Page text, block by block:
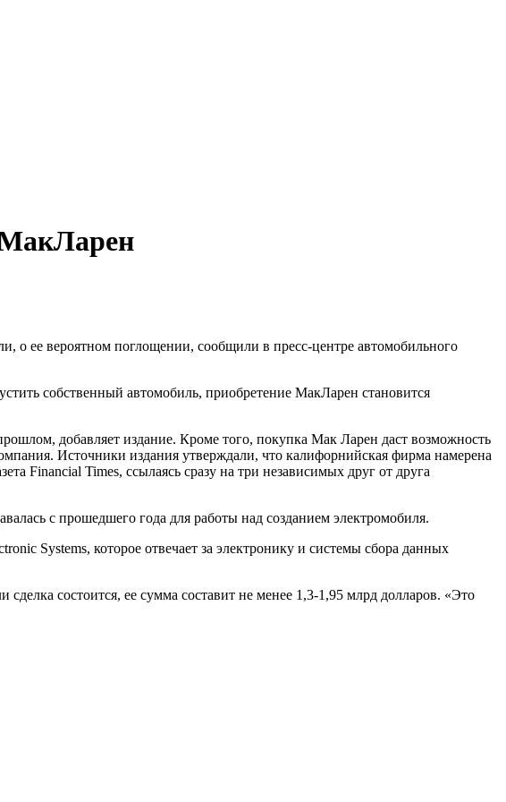
о ее вероятном поглощении, сообщили в пресс-центре автомобильного
собственный автомобиль, приобретение МакЛарен становится
добавляет издание. Кроме того, покупка Мак Ларен даст возможность
Источники издания утверждали, что калифорнийская фирма намерена
Financial Times, ссылаясь сразу на три независимых друг от друга
с прошедшего года для работы над созданием электромобиля.
Systems, которое отвечает за электронику и системы сбора данных
состоится, ее сумма составит не менее 1,3-1,95 млрд долларов. «Это